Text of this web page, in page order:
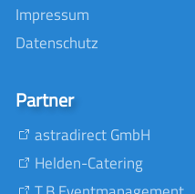
Impressum
Datenschutz
Partner
astradirect GmbH
Helden-Catering